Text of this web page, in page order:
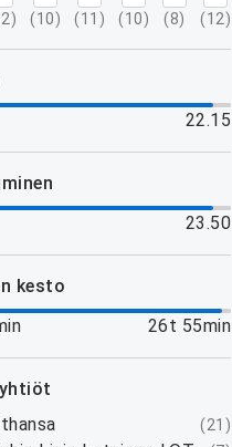
) (10) (11 ) (10) (8) (12)
22.15
23.50
kesto
26t 55min
(21 )